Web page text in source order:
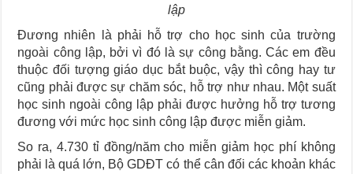
lập
Đương nhiên là phải hỗ trợ cho học sinh của trường
ngoài công lập, bởi vì đó là sự công bằng. Các em đều
thuộc đối tượng giáo dục bắt buộc, vậy thì công hay tư
cũng phải được sự chăm sóc, hỗ trợ như nhau. Một suất
học sinh ngoài công lập phải được hưởng hỗ trợ tương
đương với mức học sinh công lập được miễn giảm.
So ra, 4.730 tỉ đồng/năm cho miễn giảm học phí không
phải là quá lớn, Bộ GDĐT có thể cân đối các khoản khác